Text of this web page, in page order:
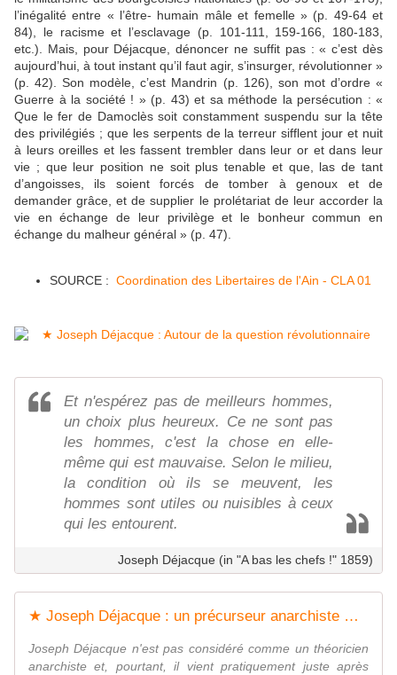
l’inégalité entre « l’être- humain mâle et femelle » (p. 49-64 et
84), le racisme et l’esclavage (p. 101-111, 159-166, 180-183,
etc.). Mais, pour Déjacque, dénoncer ne suffit pas : « c’est dès
aujourd’hui, à tout instant qu’il faut agir, s’insurger, révolutionner »
(p. 42). Son modèle, c’est Mandrin (p. 126), son mot d’ordre «
Guerre à la société ! » (p. 43) et sa méthode la persécution : «
Que le fer de Damoclès soit constamment suspendu sur la tête
des privilégiés ; que les serpents de la terreur sifflent jour et nuit
à leurs oreilles et les fassent trembler dans leur or et dans leur
vie ; que leur position ne soit plus tenable et que, las de tant
d’angoisses, ils soient forcés de tomber à genoux et de
demander grâce, et de supplier le prolétariat de leur accorder la
vie en échange de leur privilège et le bonheur commun en
échange du malheur général » (p. 47).
SOURCE : Coordination des Libertaires de l'Ain - CLA 01
Et n'espérez pas de meilleurs hommes,
un choix plus heureux. Ce ne sont pas
les hommes, c'est la chose en elle-
même qui est mauvaise. Selon le milieu,
la condition où ils se meuvent, les
hommes sont utiles ou nuisibles à ceux
qui les entourent.
Joseph Déjacque (in "A bas les chefs !" 1859)
★ Joseph Déjacque : un précurseur anarchiste méconnu - Socialisme libertaire
Joseph Déjacque n'est pas considéré comme un théoricien
anarchiste et, pourtant, il vient pratiquement juste après